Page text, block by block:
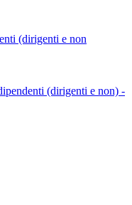
(dirigenti e non
(dirigenti e non) -